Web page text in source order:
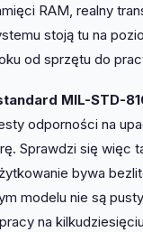
RAM, realny
stoją tu na
od sprzętu do
MIL-STD-
odporności na
Sprawdzi się więc
bywa
modelu nie są
na